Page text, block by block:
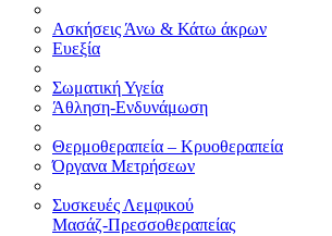
Ασκήσεις Άνω & Κάτω άκρων
Ευεξία
Σωματική Υγεία
Άθληση-Ενδυνάμωση
Θερμοθεραπεία – Κρυοθεραπεία
Όργανα Μετρήσεων
Συσκευές Λεμφικού
Μασάζ-Πρεσσοθεραπείας